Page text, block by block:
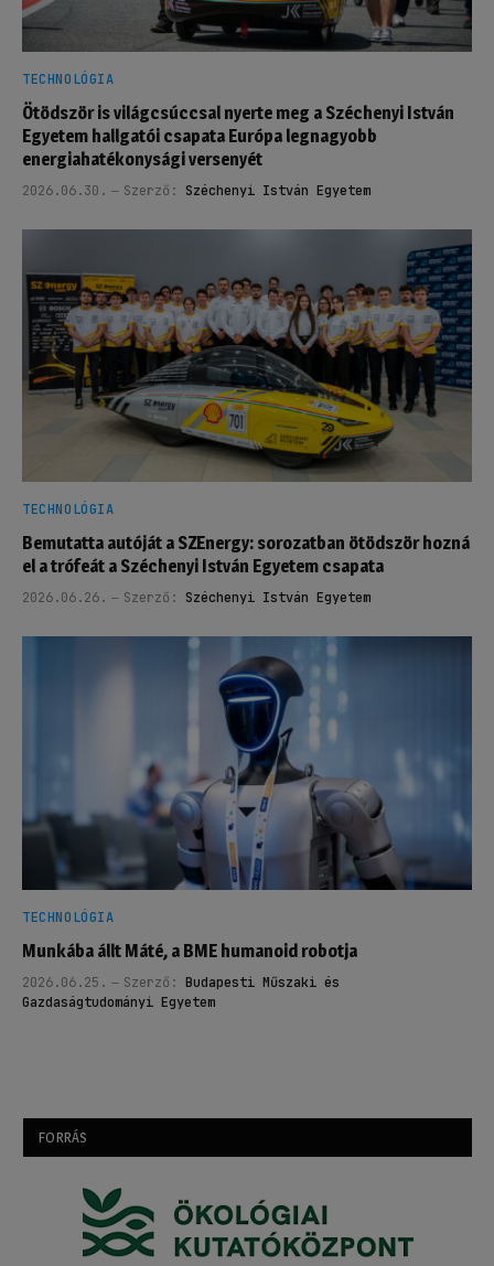
TECHNOLÓGIA
Ötödször is világcsúccsal nyerte meg a Széchenyi István
Egyetem hallgatói csapata Európa legnagyobb
energiahatékonysági versenyét
2026.06.30. Szerző: Széchenyi István Egyetem
TECHNOLÓGIA
Bemutatta autóját a SZEnergy: sorozatban ötödször hozná
el a trófeát a Széchenyi István Egyetem csapata
2026.06.26. Szerző: Széchenyi István Egyetem
TECHNOLÓGIA
Munkába állt Máté, a BME humanoid robotja
2026.06.25. Szerző: Budapesti Műszaki és
Gazdaságtudományi Egyetem
FORRÁS